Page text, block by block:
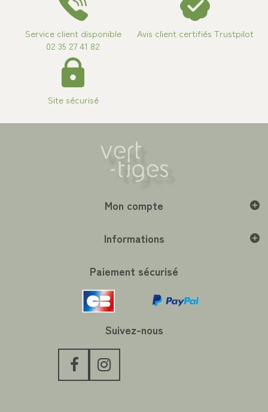
Service client disponible
02 35 27 41 82
Avis client certifiés Trustpilot
Site sécurisé
Mon compte
Informations
Paiement sécurisé
Suivez-nous